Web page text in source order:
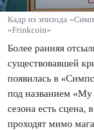
Кадр из эпизода
«Frinkcoin»
Более ранняя
существовавшей
появилась в
под названием
сезона есть сцена,
проходят мимо